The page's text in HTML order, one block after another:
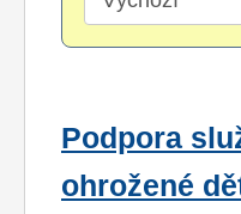
Podpora
ohrožené